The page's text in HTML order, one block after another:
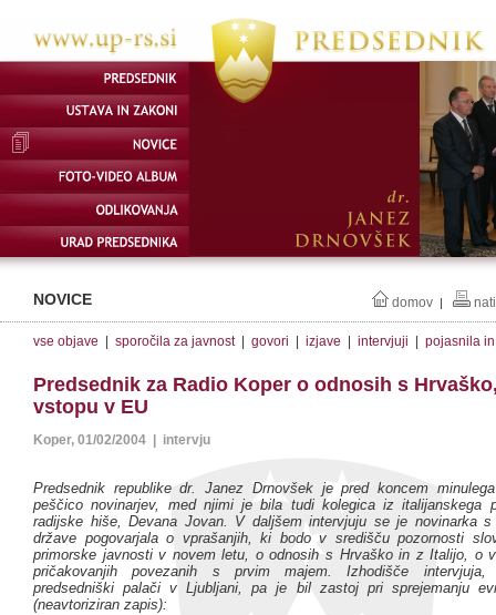
NOVICE domov |
vse objave sporočila za javnost| govori izjave intervjuji pojasnila
Predsednik za Radio Koper o odnosih s
vstopu v EU
Koper, 01/02/2004 | intervju
Predsednik republike dr. Janez Drnovšek je pred koncem
peščico novinarjev, med njimi je bila tudi kolegica iz italijanskega
radijske hiše, Devana Jovan. V daljšem intervjuju se je novinarka s
države pogovarjala o vprašanjih, ki bodo v središču pozornosti
primorske javnosti v novem letu, o odnosih s Hrvaško in z Italijo, o
pričakovanjih povezanih s prvim majem. Izhodišče intervjuja,
predsedniški palači v Ljubljani, pa je bil zastoj pri sprejemanju
(neavtoriziran zapis):